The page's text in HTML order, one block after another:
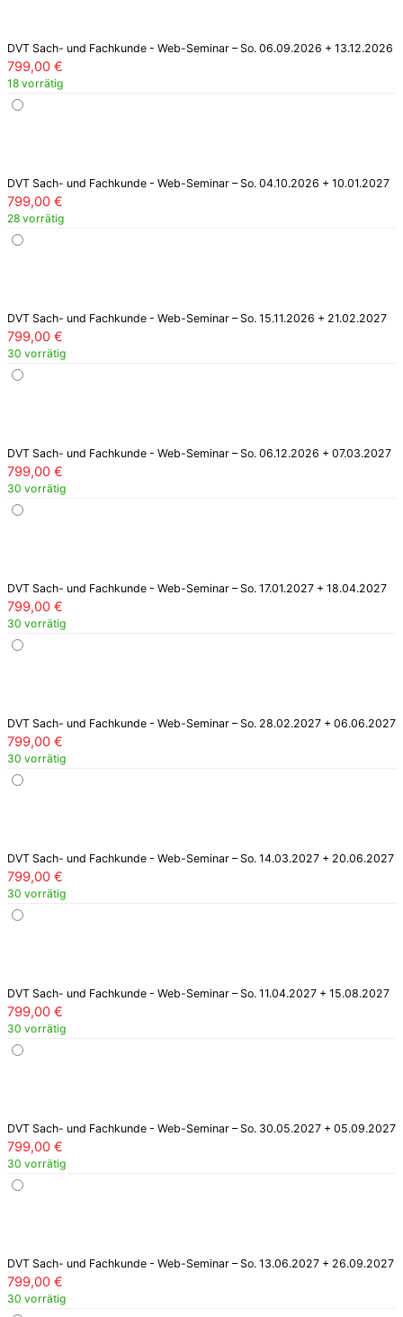
DVT Sach- und Fachkunde - Web-Seminar – So. 06.09.2026 + 13.12.2026
799,00 €
18 vorrätig
DVT Sach- und Fachkunde - Web-Seminar – So. 04.10.2026 + 10.01.2027
799,00 €
28 vorrätig
DVT Sach- und Fachkunde - Web-Seminar – So. 15.11.2026 + 21.02.2027
799,00 €
30 vorrätig
DVT Sach- und Fachkunde - Web-Seminar – So. 06.12.2026 + 07.03.2027
799,00 €
30 vorrätig
DVT Sach- und Fachkunde - Web-Seminar – So. 17.01.2027 + 18.04.2027
799,00 €
30 vorrätig
DVT Sach- und Fachkunde - Web-Seminar – So. 28.02.2027 + 06.06.2027
799,00 €
30 vorrätig
DVT Sach- und Fachkunde - Web-Seminar – So. 14.03.2027 + 20.06.2027
799,00 €
30 vorrätig
DVT Sach- und Fachkunde - Web-Seminar – So. 11.04.2027 + 15.08.2027
799,00 €
30 vorrätig
DVT Sach- und Fachkunde - Web-Seminar – So. 30.05.2027 + 05.09.2027
799,00 €
30 vorrätig
DVT Sach- und Fachkunde - Web-Seminar – So. 13.06.2027 + 26.09.2027
799,00 €
30 vorrätig